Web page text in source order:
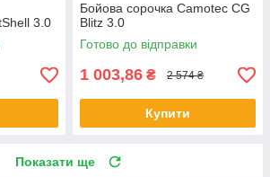
3.0
Бойова сорочка Camotec CG
Blitz 3.0
Готово до відправки
1 003,86 ₴ 2 574 ₴
Купити
Показати ще